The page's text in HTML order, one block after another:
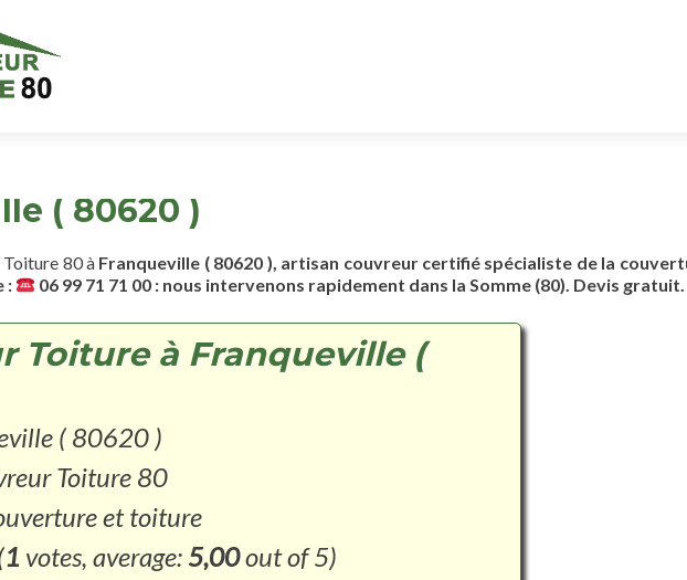
( 80620 )
80 à Franqueville ( 80620 ), artisan couvreur certifié spécialiste de la
:
06 99 71 71 00 : nous intervenons rapidement dans la Somme (80). Devis gratuit.
Toiture à Franqueville (
( 80620 )
Toiture 80
et toiture
1 votes, average: 5,00out of 5)